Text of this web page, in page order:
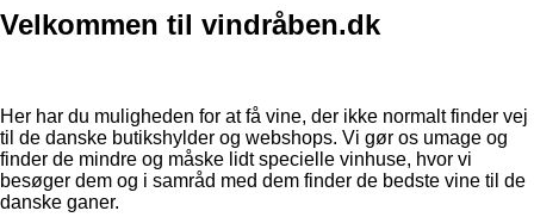
Velkommen til vindråben.dk
Her har du muligheden for at få vine, der ikke normalt finder vej
til de danske butikshylder og webshops. Vi gør os umage og
finder de mindre og måske lidt specielle vinhuse, hvor vi
besøger dem og i samråd med dem finder de bedste vine til de
danske ganer.